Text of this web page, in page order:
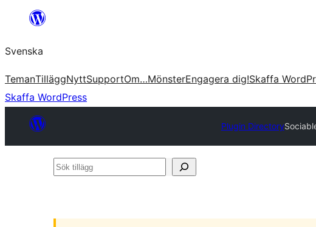
Hoppa
innehåll
Svenska
TemanTilläggNyttSupportOm…MönsterEngagera dig!Skaffa
Skaffa WordPress
Plugin Directory
Sök